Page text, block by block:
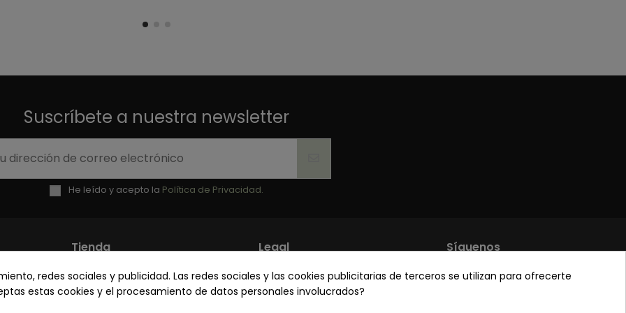
Suscríbete a nuestra newsletter
He leído y acepto la Política de Privacidad.
Síguenos
Tienda
Mi cuenta
Contacto
Legal
Política de privacidad
Términos y condiciones
redes sociales y publicidad. Las redes sociales y las cookies publicitarias de terceros se utilizan para ofrecerte
estas cookies y el procesamiento de datos personales involucrados?